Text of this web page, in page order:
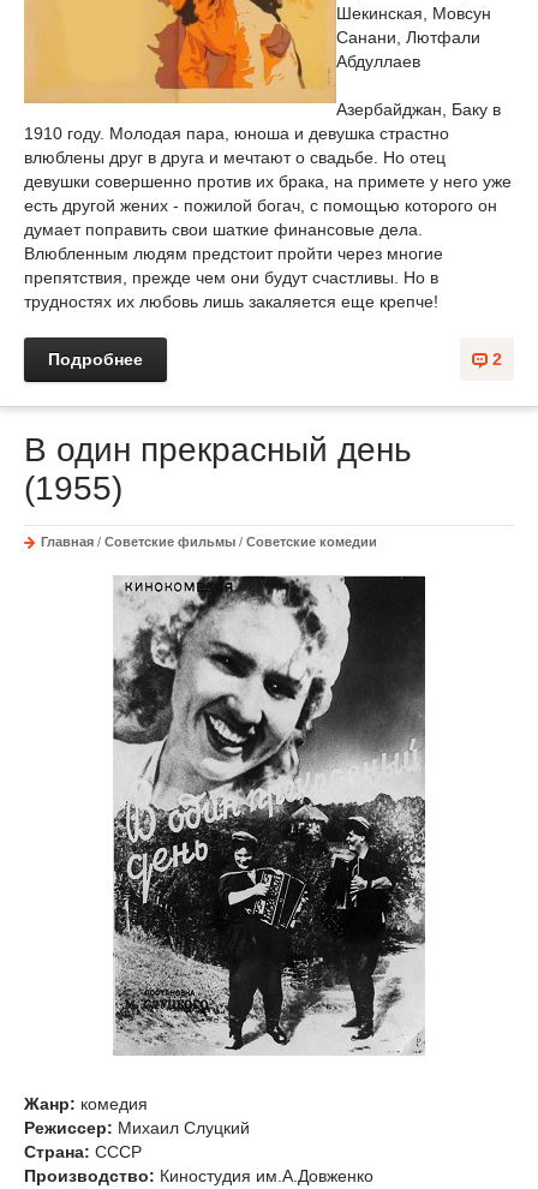
Шекинская, Мовсун
Санани, Лютфали
Абдуллаев
Азербайджан, Баку в
1910 году. Молодая пара, юноша и девушка страстно
влюблены друг в друга и мечтают о свадьбе. Но отец
девушки совершенно против их брака, на примете у него уже
есть другой жених - пожилой богач, с помощью которого он
думает поправить свои шаткие финансовые дела.
Влюбленным людям предстоит пройти через многие
препятствия, прежде чем они будут счастливы. Но в
трудностях их любовь лишь закаляется еще крепче!
2
Подробнее
В один прекрасный день
(1955)
Главная / Советские фильмы / Советские комедии
Жанр: комедия
Режиссер: Михаил Слуцкий
Страна: СССР
Производство: Киностудия им.А.Довженко